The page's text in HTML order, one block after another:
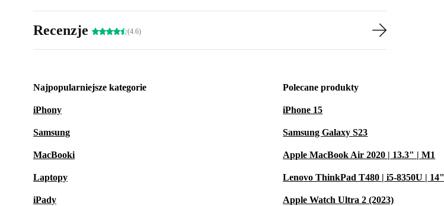
Recenzje (4.6)
Najpopularniejsze kategorie
iPhony
Samsung
MacBooki
Laptopy
iPady
Polecane produkty
iPhone 15
Samsung Galaxy S23
Apple MacBook Air 2020 | 13.3" | M1
Lenovo ThinkPad T480 | i5-8350U | 14"
Apple Watch Ultra 2 (2023)